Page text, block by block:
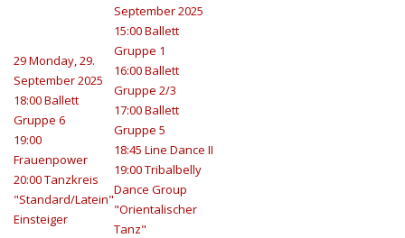
29Monday, 29.
September 2025
18:00 Ballett
Gruppe 6
19:00
Frauenpower
20:00 Tanzkreis
"Standard/Latein"
Einsteiger
September 2025
15:00 Ballett
Gruppe 1
16:00 Ballett
Gruppe 2/3
17:00 Ballett
Gruppe 5
18:45 Line Dance II
19:00 Tribalbelly
Dance Group
"Orientalischer
Tanz"